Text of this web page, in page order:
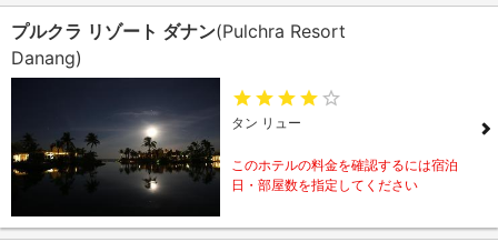
プルクラ リゾート ダナン(Pulchra Resort
Danang)
タン リュー
このホテルの料金を確認するには宿泊
日・部屋数を指定してください